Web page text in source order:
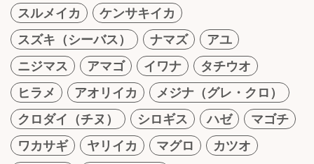
スルメイカ
ケンサキイカ
スズキ（シーバス）
ナマズ
アユ
ニジマス
アマゴ イワナ
タチウオ
ヒラメ
アオリイカ
メジナ（グレ・クロ）
クロダイ（チヌ）
シロギス ハゼ
マゴチ
ワカサギ
ヤリイカ マグロ
カツオ